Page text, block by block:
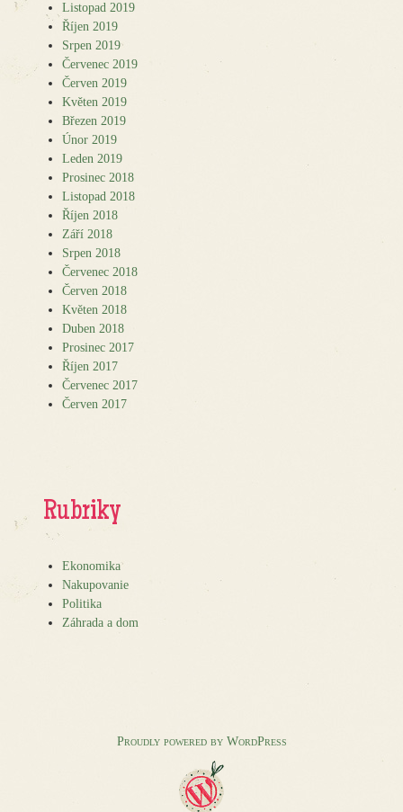
Listopad 2019
Říjen 2019
Srpen 2019
Červenec 2019
Červen 2019
Květen 2019
Březen 2019
Únor 2019
Leden 2019
Prosinec 2018
Listopad 2018
Říjen 2018
Září 2018
Srpen 2018
Červenec 2018
Červen 2018
Květen 2018
Duben 2018
Prosinec 2017
Říjen 2017
Červenec 2017
Červen 2017
Rubriky
Ekonomika
Nakupovanie
Politika
Záhrada a dom
Proudly powered by WordPress